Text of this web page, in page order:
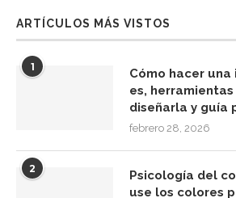
ARTÍCULOS MÁS VISTOS
1
Cómo hacer
es,
diseñarla y guía
febrero 28, 2026
2
Psicología del
use los colores